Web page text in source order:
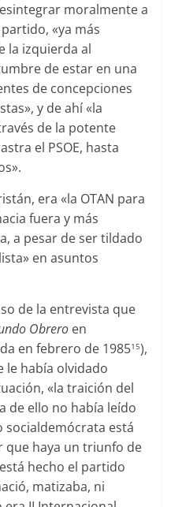
moralmente a
«ya más
la izquierda al
de estar en una
de concepciones
y de ahí «la
de la potente
el PSOE, hasta
era «la OTAN para
fuera y más
a pesar de ser tildado
en asuntos
de la entrevista que
Obrero en
en febrero de 198515),
le había olvidado
«la traición del
de ello no había leído
está
que haya un triunfo de
hecho el partido
matizaba, ni